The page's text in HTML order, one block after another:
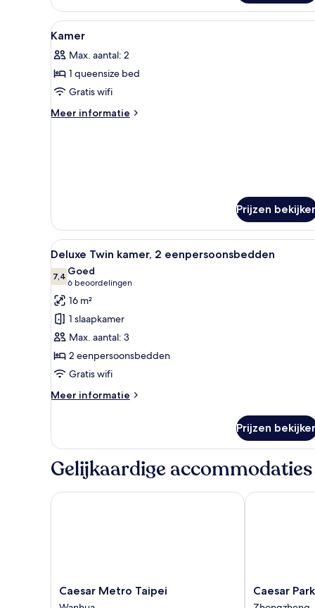
tweepersoonskamer
(No
View)
Alle
foto's
voor
Kamer
laden
Luxe beddengoed, een kluis
8
Kamer
Max. aantal: 2
1 queensize bed
Gratis wifi
Meer informatie
Meer
Prijzen
Alle
foto's
voor
Deluxe
Twin
kamer,
2
eenpersoonsbedden
laden
Een hotelkamer met twee
4
Deluxe Twin kamer, 2 eenpersoonsbedden
7,47,4 van 10
Goed
6 beoordelingen
(6
beoordelingen)
16 m²
1 slaapkamer
Max. aantal: 3
2 eenpersoonsbedden
Gratis wifi
Meer informatie
Meer
Twin
kamer,
2
eenpersoonsbedden
Prijzen
Gelijkaardige accommodaties
Caesar
Metro
Caesar Metro Taipei
Caesar Metro Taipei
Caesar
Park
Caesar
Caesar Park